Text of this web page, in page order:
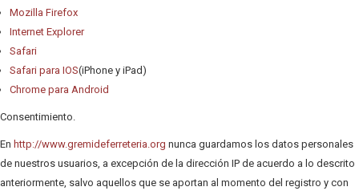
Mozilla Firefox
Internet Explorer
Safari
Safari para IOS(iPhone y iPad)
Chrome para Android
Consentimiento.
En http://www.gremideferreteria.org nunca guardamos los datos personales
de nuestros usuarios, a excepción de la dirección IP de acuerdo a lo descrito
anteriormente, salvo aquellos que se aportan al momento del registro y con